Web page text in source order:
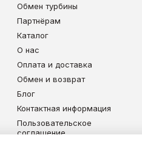
Обмен турбины
Партнёрам
Каталог
О нас
Оплата и доставка
Обмен и возврат
Блог
Контактная информация
Пользовательское
соглашение